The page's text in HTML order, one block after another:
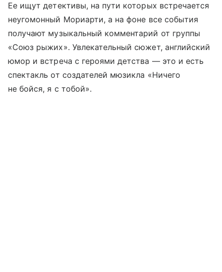
Ее ищут детективы, на пути которых встречается
неугомонный Мориарти, а на фоне все события
получают музыкальный комментарий от группы
«Союз рыжих». Увлекательный сюжет, английский
юмор и встреча с героями детства — это и есть
спектакль от создателей мюзикла «Ничего
не бойся, я с тобой».